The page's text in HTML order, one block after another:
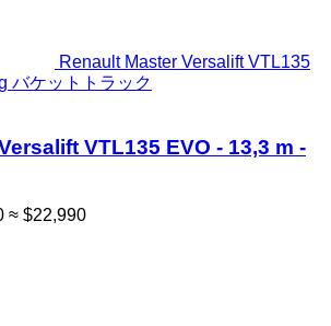
Renault Master Versalift VTL135
バケットトラック
VTL135 EVO - 13,3 m -
≈ $22,990